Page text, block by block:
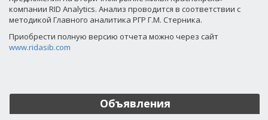
компании RID Analytics. Анализ проводится в соответствии с
методикой Главного аналитика РГР Г.М. Стерника.
Приобрести полную версию отчета можно через сайт
www.ridasib.com
Объявления